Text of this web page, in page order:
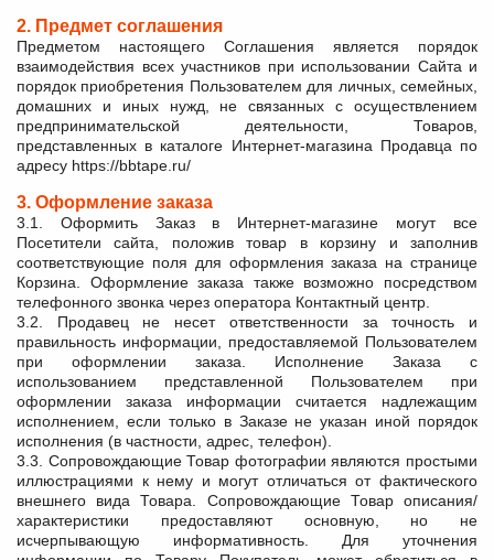
2. Предмет соглашения
Предметом настоящего Соглашения является порядок
взаимодействия всех участников при использовании Сайта и
порядок приобретения Пользователем для личных, семейных,
домашних и иных нужд, не связанных с осуществлением
предпринимательской деятельности, Товаров,
представленных в каталоге Интернет-магазина Продавца по
адресу https://bbtape.ru/
3. Оформление заказа
3.1. Оформить Заказ в Интернет-магазине могут все
Посетители сайта, положив товар в корзину и заполнив
соответствующие поля для оформления заказа на странице
Корзина. Оформление заказа также возможно посредством
телефонного звонка через оператора Контактный центр.
3.2. Продавец не несет ответственности за точность и
правильность информации, предоставляемой Пользователем
при оформлении заказа. Исполнение Заказа с
использованием представленной Пользователем при
оформлении заказа информации считается надлежащим
исполнением, если только в Заказе не указан иной порядок
исполнения (в частности, адрес, телефон).
3.3. Сопровождающие Товар фотографии являются простыми
иллюстрациями к нему и могут отличаться от фактического
внешнего вида Товара. Сопровождающие Товар описания/
характеристики предоставляют основную, но не
исчерпывающую информативность. Для уточнения